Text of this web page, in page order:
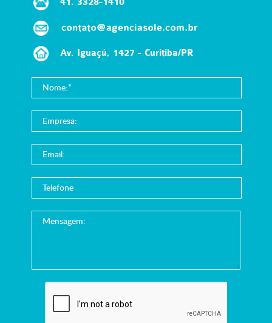
41. 3328-1410
Av. Iguaçú, 1427 - Curitiba/PR